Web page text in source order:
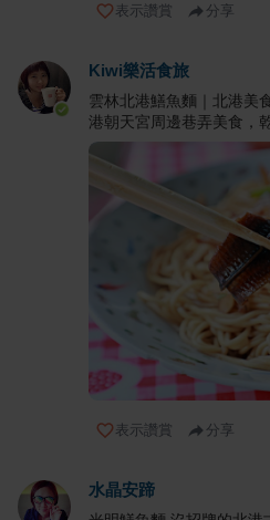
表示讚賞 分享
Kiwi樂活食旅
雲林北港鱔魚麵｜北港美
港朝天宮周邊巷弄美食，
表示讚賞 分享
水晶安蹄